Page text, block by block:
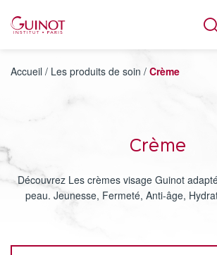
Accueil / Les produits de soin / Crème
Crème
Découvrez Les crèmes visage Guinot
peau. Jeunesse, Fermeté, Anti-âge,